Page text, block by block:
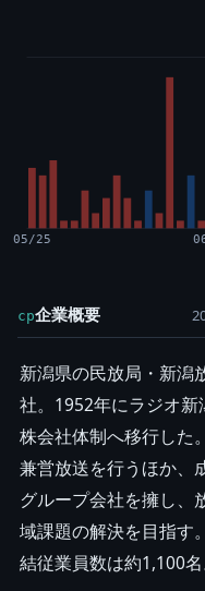
05/25
cp企業概要
新潟県の民放局・新潟
社。1952年にラジオ
株会社体制へ移行した
兼営放送を行うほか、
グループ会社を擁し、
域課題の解決を目指す
結従業員数は約1,100名